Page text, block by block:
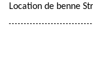
Location de benne